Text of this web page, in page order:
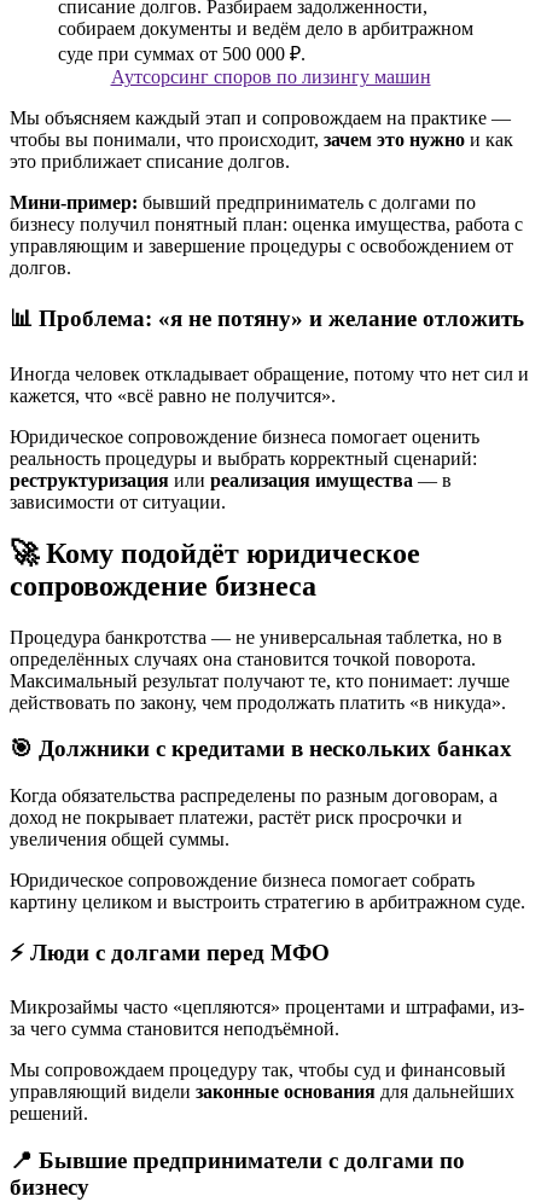
Аутсорсинг споров по лизингу машин
Мы объясняем каждый этап и сопровождаем на практике —
чтобы вы понимали, что происходит, зачем это нужно и как
это приближает списание долгов.
Мини-пример: бывший предприниматель с долгами по
бизнесу получил понятный план: оценка имущества, работа с
управляющим и завершение процедуры с освобождением от
долгов.
📊 Проблема: «я не потяну» и желание отложить
Иногда человек откладывает обращение, потому что нет сил и
кажется, что «всё равно не получится».
Юридическое сопровождение бизнеса помогает оценить
реальность процедуры и выбрать корректный сценарий:
реструктуризация или реализация имущества — в
зависимости от ситуации.
🚀 Кому подойдёт юридическое
сопровождение бизнеса
Процедура банкротства — не универсальная таблетка, но в
определённых случаях она становится точкой поворота.
Максимальный результат получают те, кто понимает: лучше
действовать по закону, чем продолжать платить «в никуда».
🎯 Должники с кредитами в нескольких банках
Когда обязательства распределены по разным договорам, а
доход не покрывает платежи, растёт риск просрочки и
увеличения общей суммы.
Юридическое сопровождение бизнеса помогает собрать
картину целиком и выстроить стратегию в арбитражном суде.
⚡ Люди с долгами перед МФО
Микрозаймы часто «цепляются» процентами и штрафами, из-
за чего сумма становится неподъёмной.
Мы сопровождаем процедуру так, чтобы суд и финансовый
управляющий видели законные основания для дальнейших
решений.
📍 Бывшие предприниматели с долгами по
бизнесу